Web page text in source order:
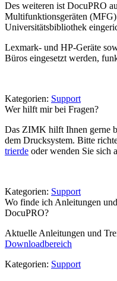
Des weiteren ist DocuPRO
Multifunktionsgeräten (MFG)
Universitätsbibliothek
Lexmark- und HP-Geräte
Büros eingesetzt werden,
Kategorien: Support
Wer hilft mir bei Fragen?
Das ZIMK hilft Ihnen gerne
dem Drucksystem. Bitte
trierde oder wenden Sie sich
Kategorien: Support
Wo finde ich Anleitungen
DocuPRO?
Aktuelle Anleitungen und
Downloadbereich
Kategorien: Support